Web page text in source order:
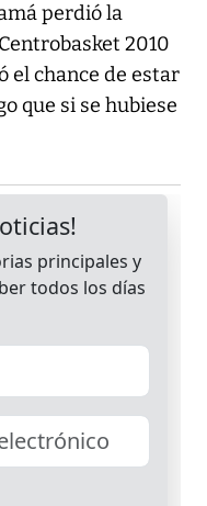
perdió la
2010
el chance de estar
que si se hubiese